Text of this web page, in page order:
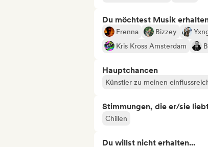
Du möchtest Musik
Frenna Bizzey
Kris Kross Amsterdam
Hauptchancen
Künstler zu meinen
Stimmungen, die er/sie
Chillen
Du willst nicht erhalten...